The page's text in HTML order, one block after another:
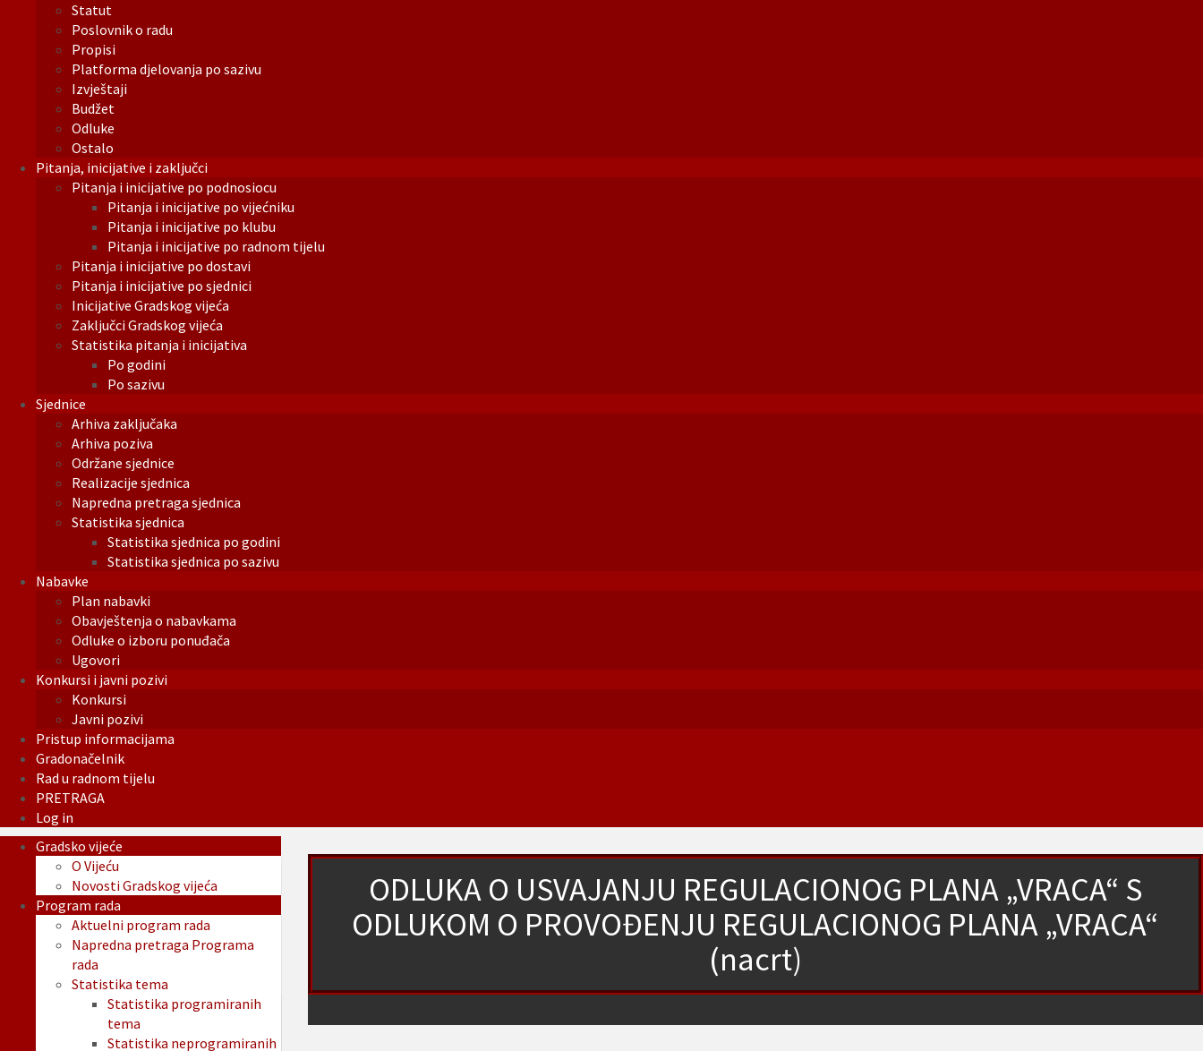
Statut
Poslovnik o radu
Propisi
Platforma djelovanja po sazivu
Izvještaji
Budžet
Odluke
Ostalo
Pitanja, inicijative i zaključci
Pitanja i inicijative po podnosiocu
Pitanja i inicijative po vijećniku
Pitanja i inicijative po klubu
Pitanja i inicijative po radnom tijelu
Pitanja i inicijative po dostavi
Pitanja i inicijative po sjednici
Inicijative Gradskog vijeća
Zaključci Gradskog vijeća
Statistika pitanja i inicijativa
Po godini
Po sazivu
Sjednice
Arhiva zaključaka
Arhiva poziva
Održane sjednice
Realizacije sjednica
Napredna pretraga sjednica
Statistika sjednica
Statistika sjednica po godini
Statistika sjednica po sazivu
Nabavke
Plan nabavki
Obavještenja o nabavkama
Odluke o izboru ponuđača
Ugovori
Konkursi i javni pozivi
Konkursi
Javni pozivi
Pristup informacijama
Gradonačelnik
Rad u radnom tijelu
PRETRAGA
Log in
ODLUKA O USVAJANJU REGULACIONOG PLANA „VRACA“ S
ODLUKOM O PROVOĐENJU REGULACIONOG PLANA „VRACA“
(nacrt)
Gradsko vijeće
O Vijeću
Novosti Gradskog vijeća
Program rada
Aktuelni program rada
Napredna pretraga Programa
rada
Statistika tema
Statistika programiranih
tema
Statistika neprogramiranih